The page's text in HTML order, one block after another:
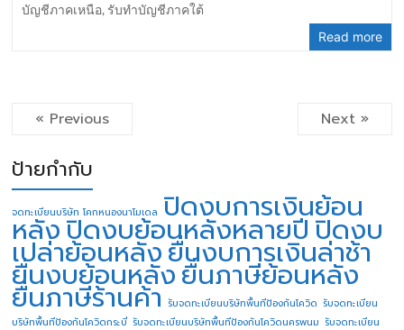
บัญชีภาคเหนือ, รับทำบัญชีภาคใต้
Read more
« Previous Next »
ป้ายกำกับ
จดทะเบียนบริษัท โคกหนองนาโมเดล ปิดงบการเงินย้อน
หลังปิดงบย้อนหลังหลายปี ปิดงบ
เปล่าย้อนหลังยื่นงบการเงินล่าช้า
ยื่นงบย้อนหลังยื่นภาษีย้อนหลัง
ยื่นภาษีร้านค้า รับจดทะเบียนบริษัทพื้นทีป้องกันโควิด รับจดทะเบียน
บริษัทพื้นทีป้องกันโควิดกระบี่ รับจดทะเบียนบริษัทพื้นทีป้องกันโควิดนครพนม รับจดทะเบียน